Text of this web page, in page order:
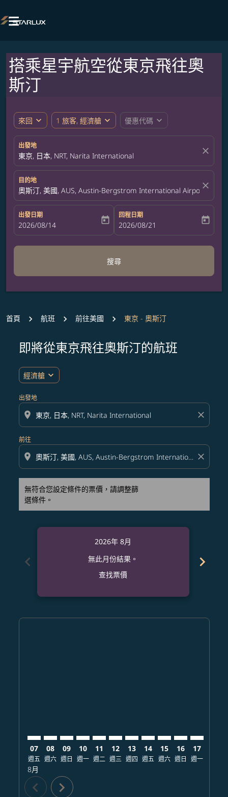

搭乘星宇航空從東京飛往奧
斯汀
來回 expand_more 1 旅客, 經濟艙 expand_more 優惠代碼 expand_more
出發地
東京, 日本, NRT, Narita International close
目的地
奧斯汀, 美國, AUS, Austin-Bergstrom International Airportclose
出發日期
fc-booking-departure-date-aria-label
2026/08/14 today
回程日期
fc-booking-return-date-aria-label
2026/08/21 today
搜尋
首頁 航班 前往美國 東京 - 奧斯汀
即將從東京飛往奧斯汀的航班
經濟艙 expand_more
出發地
location_on close
前往
location_on close
無符合您設定條件的票價，請調整篩
選條件。
無符合您設定條件的票價，請調整篩選條件。
chevron_left
2026年 8月
無此月份結果。
查找票價
chevron_right
07
週五
8月
08
週六
09
週日
10
週一
11
週二
12
週三
13
週四
14
週五
15
週六
16
週日
17
週一
chevron_left chevron_right